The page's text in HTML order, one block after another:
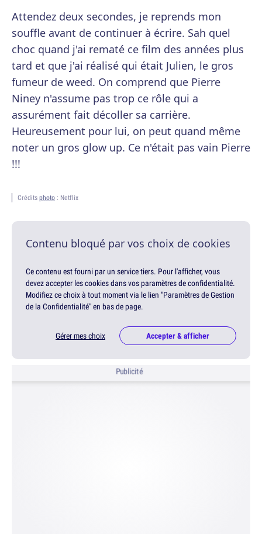
Attendez deux secondes, je reprends mon
souffle avant de continuer à écrire. Sah quel
choc quand j'ai rematé ce film des années plus
tard et que j'ai réalisé qui était Julien, le gros
fumeur de weed. On comprend que Pierre
Niney n'assume pas trop ce rôle qui a
assurément fait décoller sa carrière.
Heureusement pour lui, on peut quand même
noter un gros glow up. Ce n'était pas vain Pierre
!!!
Crédits photo : Netflix
Contenu bloqué par vos choix de cookies
Ce contenu est fourni par un service tiers. Pour l'afficher, vous
devez accepter les cookies dans vos paramètres de confidentialité.
Modifiez ce choix à tout moment via le lien "Paramètres de Gestion
de la Confidentialité" en bas de page.
Gérer mes choix Accepter & afficher
Publicité